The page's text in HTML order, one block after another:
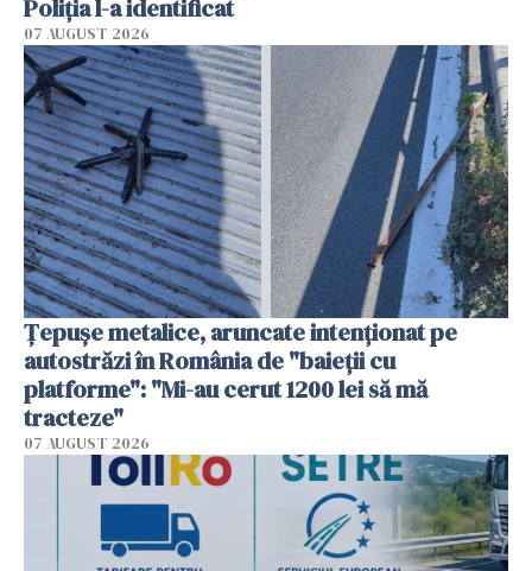
Poliția l-a identificat
07 AUGUST 2026
Țepușe metalice, aruncate intenționat pe
autostrăzi în România de "baieții cu
platforme": "Mi-au cerut 1200 lei să mă
tracteze"
07 AUGUST 2026